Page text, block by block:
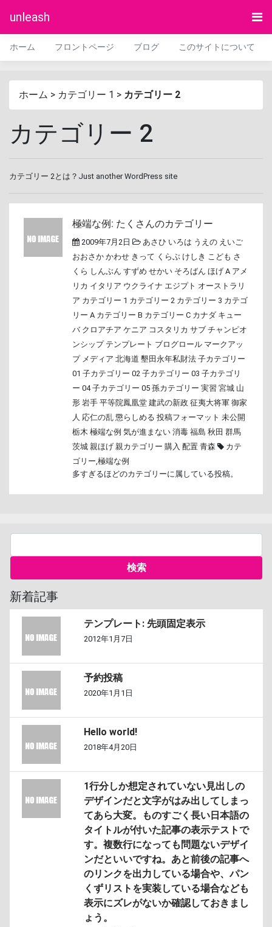
unleash
ホーム フロントページ ブログ このサイトについて
ホーム > カテゴリー 1 > カテゴリー 2
カテゴリー 2
カテゴリー 2とは？Just another WordPress site
極端な例: たくさんのカテゴリー
2009年7月2日 あさひ いろは うえの えいご
おおさか かわせ きって くらぶ けしき こども さ
くら しんぶん すずめ せかい そろばん ほげ A アメ
リカ イタリア ウクライナ エジプト オーストラリ
ア カテゴリー 1 カテゴリー 2 カテゴリー 3 カテゴ
リー A カテゴリー B カテゴリー C カナダ キュー
バ クロアチア ケニア コスタリカ サブ チャンピオ
ンシップ テンプレート ブログロール マークアッ
プ メディア 北海道 墾田永年私財法 子カテゴリー
01 子カテゴリー 02 子カテゴリー 03 子カテゴリ
ー 04 子カテゴリー 05 孫カテゴリー 実習 宮城 山
形 岩手 平等院鳳凰堂 建武の新政 征夷大将軍 御家
人 応仁の乱 懲らしめる 投稿フォーマット 未公開
栃木 極端な例 気が進まない 消毒 福島 秋田 群馬
茨城 親ほげ 親カテゴリー 購入 配置 青森
カテ
ゴリー,極端な例
多すぎるほどのカテゴリーに属している投稿。
新着記事
テンプレート: 先頭固定表示
2012年1月7日
予約投稿
2020年1月1日
Hello world!
2018年4月20日
1行分しか想定されていない見出しの
デザインだと文字がはみ出してしまっ
てあら大変。ものすごく長い日本語の
タイトルが付いた記事の表示テストで
す。複数行になっても問題ないデザイ
ンだといいですね。あと前後の記事へ
のリンクを出力している場合や、パン
くずリストを実装している場合なども
表示にズレがないか確認しておきまし
ょう。